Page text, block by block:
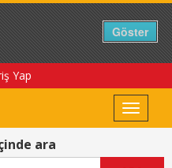
Yap
Toggle
ara
Göster